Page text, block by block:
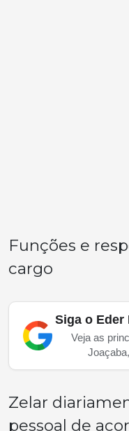
Funções e
cargo
Siga o Eder
Veja as
Zelar
pessoal de